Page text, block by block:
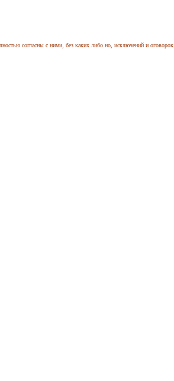
согласны с ними, без каких либо но, исключений и оговорок.